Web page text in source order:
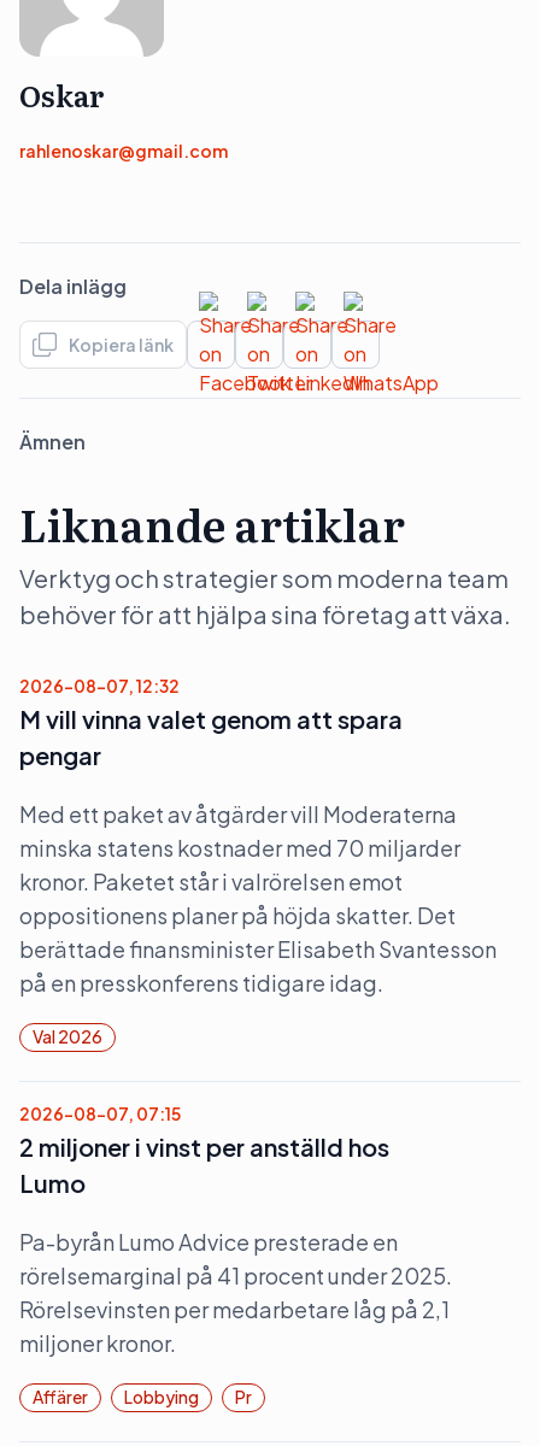
Oskar
rahlenoskar@gmail.com
Dela inlägg
Kopiera länk
Ämnen
Liknande artiklar
Verktyg och strategier som moderna team
behöver för att hjälpa sina företag att växa.
2026-08-07, 12:32
M vill vinna valet genom att spara
pengar
Med ett paket av åtgärder vill Moderaterna
minska statens kostnader med 70 miljarder
kronor. Paketet står i valrörelsen emot
oppositionens planer på höjda skatter. Det
berättade finansminister Elisabeth Svantesson
på en presskonferens tidigare idag.
Val 2026
2026-08-07, 07:15
2 miljoner i vinst per anställd hos
Lumo
Pa-byrån Lumo Advice presterade en
rörelsemarginal på 41 procent under 2025.
Rörelsevinsten per medarbetare låg på 2,1
miljoner kronor.
Affärer Lobbying Pr